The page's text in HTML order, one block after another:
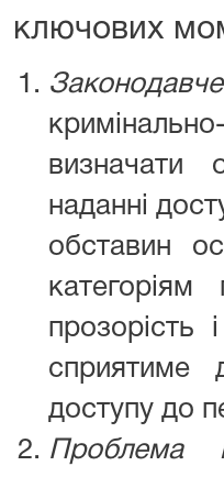
ключових
визначати
наданні
обставин
прозорість
сприятиме
доступу до
Проблема